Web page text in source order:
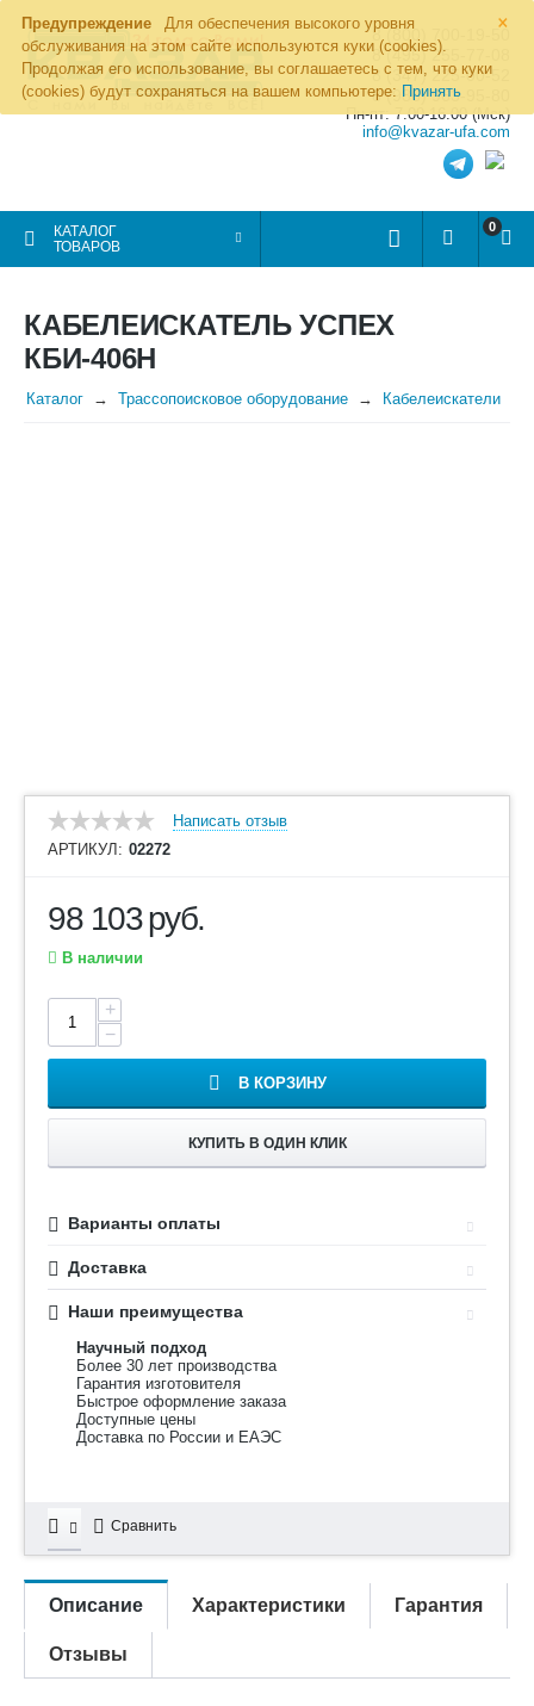
×
Предупреждение
Для обеспечения высокого уровня
обслуживания на этом сайте используются куки (cookies).
Продолжая его использование, вы соглашаетесь с тем, что куки
(cookies) будут сохраняться на вашем компьютере: Принять
8 (800) 700-19-50
8 (495) 255-77-08
8 (347) 225-00-52
8 (986) 963-95-80
Пн-пт: 7.00-16.00 (Мск)
info@kvazar-ufa.com
КАТАЛОГ
ТОВАРОВ
0
КАБЕЛЕИСКАТЕЛЬ УСПЕХ
КБИ-406Н
Каталог Трассопоисковое оборудование Кабелеискатели
Написать отзыв
АРТИКУЛ: 02272
98 103руб.
В наличии
+
−
В КОРЗИНУ
КУПИТЬ В ОДИН КЛИК
Варианты оплаты
Доставка
Наши преимущества
Научный подход
Более 30 лет производства
Гарантия изготовителя
Быстрое оформление заказа
Доступные цены
Доставка по России и ЕАЭС
Сравнить
Описание Характеристики Гарантия
Отзывы